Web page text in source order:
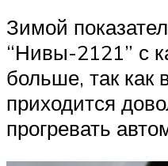
Зимой
“Нивы-2121” с
больше, так как
приходится
прогревать